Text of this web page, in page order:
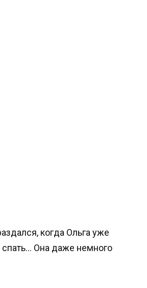
когда Ольга уже
спать… Она даже немного